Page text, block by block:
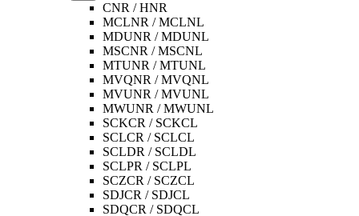
CNR / HNR
MCLNR / MCLNL
MDUNR / MDUNL
MSCNR / MSCNL
MTUNR / MTUNL
MVQNR / MVQNL
MVUNR / MVUNL
MWUNR / MWUNL
SCKCR / SCKCL
SCLCR / SCLCL
SCLDR / SCLDL
SCLPR / SCLPL
SCZCR / SCZCL
SDJCR / SDJCL
SDQCR / SDQCL